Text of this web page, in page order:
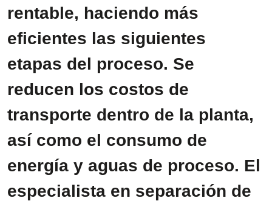
rentable, haciendo más
eficientes las siguientes
etapas del proceso. Se
reducen los costos de
transporte dentro de la planta,
así como el consumo de
energía y aguas de proceso. El
especialista en separación de